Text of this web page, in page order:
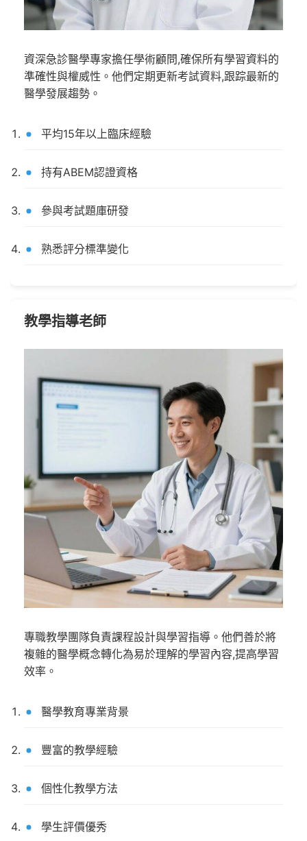
資深急診醫學專家擔任學術顧問,確保所有學習資料的
準確性與權威性。他們定期更新考試資料,跟踪最新的
醫學發展趨勢。
平均15年以上臨床經驗
持有ABEM認證資格
參與考試題庫研發
熟悉評分標準變化
教學指導老師
專職教學團隊負責課程設計與學習指導。他們善於將
複雜的醫學概念轉化為易於理解的學習內容,提高學習
效率。
醫學教育專業背景
豐富的教學經驗
個性化教學方法
學生評價優秀